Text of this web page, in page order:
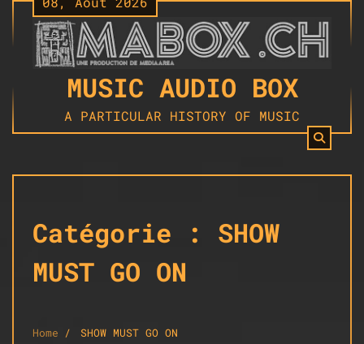
Skip
to
content
MUSIC AUDIO BOX
A PARTICULAR HISTORY OF MUSIC
Catégorie : SHOW
MUST GO ON
Home SHOW MUST GO ON